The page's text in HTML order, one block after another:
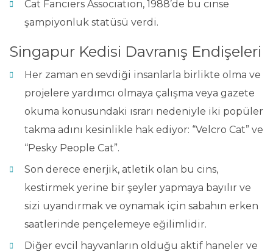
Cat Fanciers Association, 1988’de bu cinse
şampiyonluk statüsü verdi.
Singapur Kedisi Davranış Endişeleri
Her zaman en sevdiği insanlarla birlikte olma ve
projelere yardımcı olmaya çalışma veya gazete
okuma konusundaki ısrarı nedeniyle iki popüler
takma adını kesinlikle hak ediyor: “Velcro Cat” ve
“Pesky People Cat”.
Son derece enerjik, atletik olan bu cins,
kestirmek yerine bir şeyler yapmaya bayılır ve
sizi uyandırmak ve oynamak için sabahın erken
saatlerinde pençelemeye eğilimlidir.
Diğer evcil hayvanların olduğu aktif haneler ve